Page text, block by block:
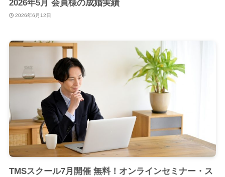
2026年5月 会員様の成婚実績
2026年6月12日
TMSスクール7月開催 無料！オンラインセミナー・ス